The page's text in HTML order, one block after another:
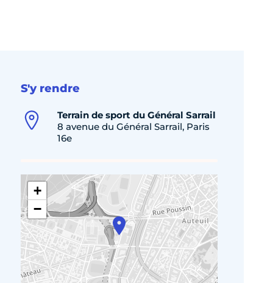
S'y rendre
Terrain de sport du Général Sarrail
8 avenue du Général Sarrail, Paris
16e
+
−